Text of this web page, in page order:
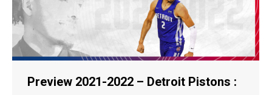
Preview 2021-2022 – Detroit Pistons :